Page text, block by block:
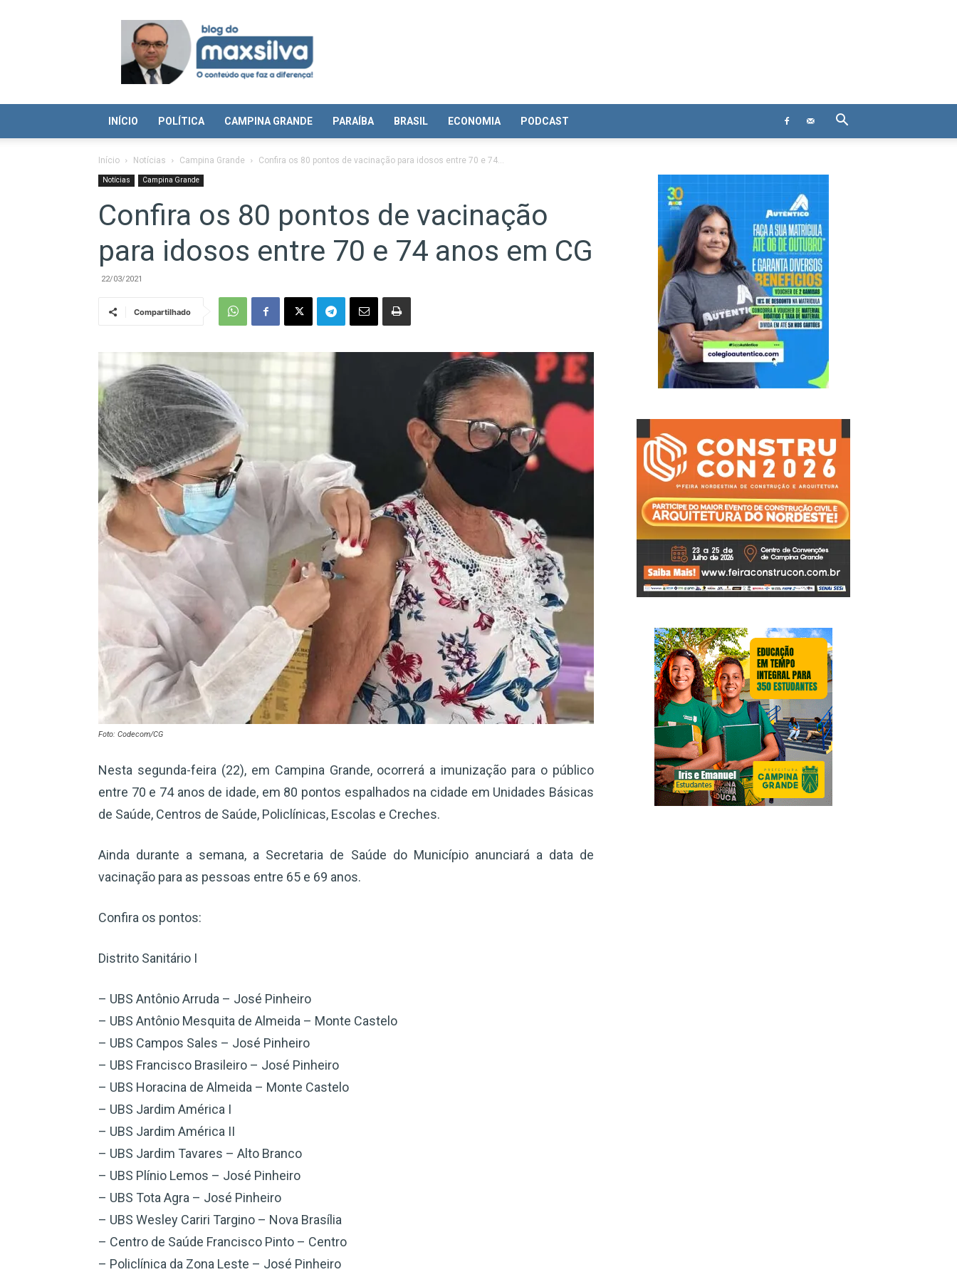
Blog
Max
Silva
INÍCIO POLÍTICA CAMPINA GRANDE PARAÍBA BRASIL ECONOMIA PODCAST
Início Notícias Campina Grande Confira os 80 pontos de vacinação para idosos entre 70 e 74...
Notícias Campina Grande
Confira os 80 pontos de vacinação
para idosos entre 70 e 74 anos em CG
22/03/2021
Compartilhado
Foto: Codecom/CG
Nesta segunda-feira (22), em Campina Grande, ocorrerá a imunização para o público
entre 70 e 74 anos de idade, em 80 pontos espalhados na cidade em Unidades Básicas
de Saúde, Centros de Saúde, Policlínicas, Escolas e Creches.
Ainda durante a semana, a Secretaria de Saúde do Município anunciará a data de
vacinação para as pessoas entre 65 e 69 anos.
Confira os pontos:
Distrito Sanitário I
– UBS Antônio Arruda – José Pinheiro
– UBS Antônio Mesquita de Almeida – Monte Castelo
– UBS Campos Sales – José Pinheiro
– UBS Francisco Brasileiro – José Pinheiro
– UBS Horacina de Almeida – Monte Castelo
– UBS Jardim América I
– UBS Jardim América II
– UBS Jardim Tavares – Alto Branco
– UBS Plínio Lemos – José Pinheiro
– UBS Tota Agra – José Pinheiro
– UBS Wesley Cariri Targino – Nova Brasília
– Centro de Saúde Francisco Pinto – Centro
– Policlínica da Zona Leste – José Pinheiro